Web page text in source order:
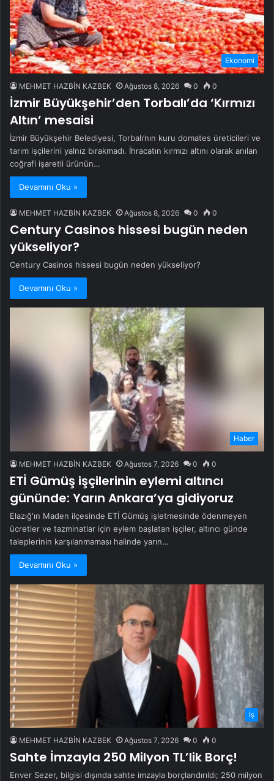
Ekonomi
MEHMET HAZBİN KAZBEK Ağustos 8, 2026 0 0
İzmir Büyükşehir’den Torbalı’da ‘Kırmızı
Altın’ mesaisi
İzmir Büyükşehir Belediyesi, Torbalı’nın kuru domates üreticileri ve
tarım işçilerini yalnız bırakmadı. İhracatın kırmızı altını olarak anılan
coğrafi işaretli ürünün…
Devamını Oku »
MEHMET HAZBİN KAZBEK Ağustos 8, 2026 0 0
Century Casinos hissesi bugün neden
yükseliyor?
Century Casinos hissesi bugün neden yükseliyor?
Devamını Oku »
Haber
MEHMET HAZBİN KAZBEK Ağustos 7, 2026 0 0
ETİ Gümüş işçilerinin eylemi altıncı
gününde: Yarın Ankara’ya gidiyoruz
Elazığ'ın Maden ilçesinde ETİ Gümüş işletmesinde ödenmeyen
ücretler ve tazminatlar için eylem başlatan işçiler, altıncı günde
taleplerinin karşılanmaması halinde yarın…
Devamını Oku »
İş
MEHMET HAZBİN KAZBEK Ağustos 7, 2026 0 0
Sahte İmzayla 250 Milyon TL’lik Borç!
Enver Sezer, bilgisi dışında sahte imzayla borçlandırıldı; 250 milyon